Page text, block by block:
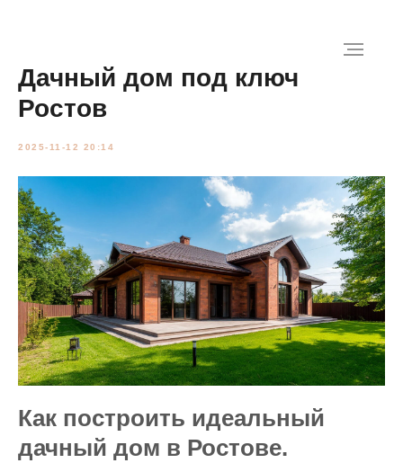
Дачный дом под ключ
Ростов
2025-11-12 20:14
Как построить идеальный
дачный дом в Ростове.